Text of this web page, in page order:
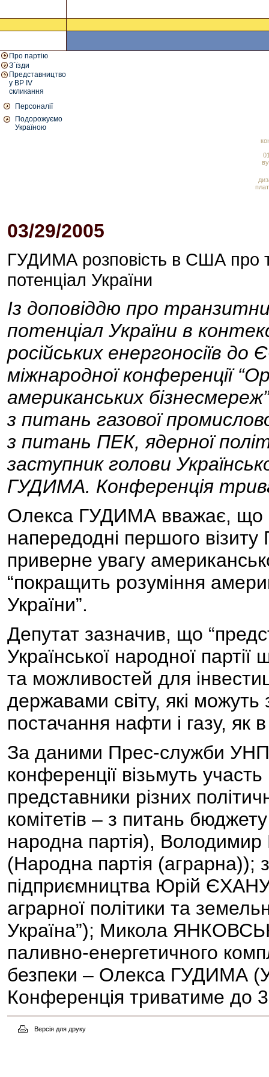
Про партію
З`їзди
Представництво
у ВР IV
скликання
Персоналії
Подорожуємо
Україною
03/29/2005
ГУДИМА розповість в США про
потенціал України
Із доповіддю про
потенціал України в
російських енергоносіїв
міжнародної конференції
американських
з питань газової
з питань ПЕК, ядерної
заступник голови
ГУДИМА. Конференція
Олекса ГУДИМА вважає, що
напередодні першого
приверне увагу
“покращить розуміння
України”.
Депутат зазначив, що
Української народної
та можливостей для
державами світу, які
постачання нафти і газу, як
За даними Прес-служби УНП,
конференції візьмуть
представники різних
комітетів – з питань
народна партія),
(Народна партія (аграрна));
підприємництва Юрій
аграрної політики та
Україна”); Микола
паливно-енергетичного
безпеки – Олекса ГУДИМА
Конференція триватиме до 3
Версія для друку